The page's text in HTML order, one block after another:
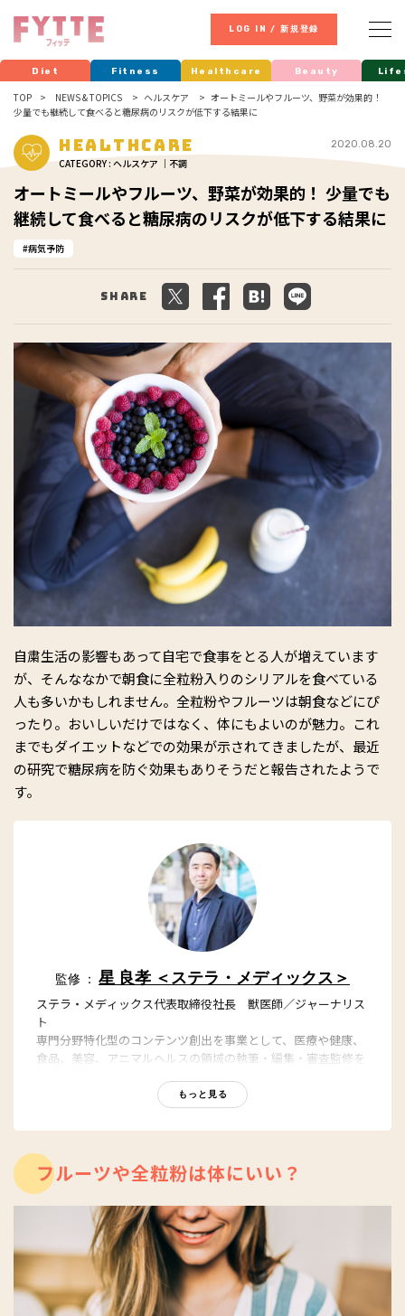
LOG IN / 新規登録
Diet Fitness Healthcare Beauty
TOP NEWS & TOPICS ヘルスケア
オートミールやフルーツ、野菜が効果的！
少量でも継続して食べると糖尿病のリスクが低下する結果に
Healthcare
CATEGORY : ヘルスケア ｜不調
2020.08.20
オートミールやフルーツ、野菜が効果的！ 少量でも
継続して食べると糖尿病のリスクが低下する結果に
病気予防
Share
自粛生活の影響もあって自宅で食事をとる人が増えています
が、そんななかで朝食に全粒粉入りのシリアルを食べている
人も多いかもしれません。全粒粉やフルーツは朝食などにぴ
ったり。おいしいだけではなく、体にもよいのが魅力。これ
までもダイエットなどでの効果が示されてきましたが、最近
の研究で糖尿病を防ぐ効果もありそうだと報告されたようで
す。
監修 ： 星 良孝 ＜ステラ・メディックス＞
ステラ・メディックス代表取締役社長 獣医師／ジャーナリス
ト
専門分野特化型のコンテンツ創出を事業として、医療や健康、
食品、美容、アニマルヘルスの領域の執筆・編集・審査監修を
聞社グループの日経BP社において「日経メディカル」「日経バ
イオテク」「日経ビジネス」の編集者、記者を務めた後、医療
ポータルサイト最大手のエムスリーなどを経て、2017年に会社
信。
YouTube：
https://youtube.com/@stellach
もっと見る
フルーツや全粒粉は体にいい？